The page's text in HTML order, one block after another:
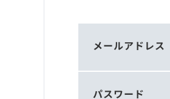
メールアドレス
パスワード